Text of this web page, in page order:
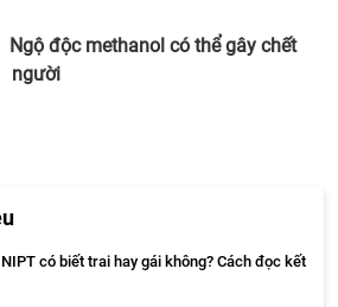
Ngộ độc methanol có thể gây chết
người
có biết trai hay gái không? Cách đọc kết